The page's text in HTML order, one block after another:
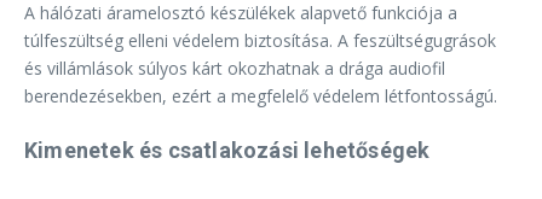
A hálózati áramelosztó készülékek alapvető funkciója a
túlfeszültség elleni védelem biztosítása. A feszültségugrások
és villámlások súlyos kárt okozhatnak a drága audiofil
berendezésekben, ezért a megfelelő védelem létfontosságú.
Kimenetek és csatlakozási lehetőségek